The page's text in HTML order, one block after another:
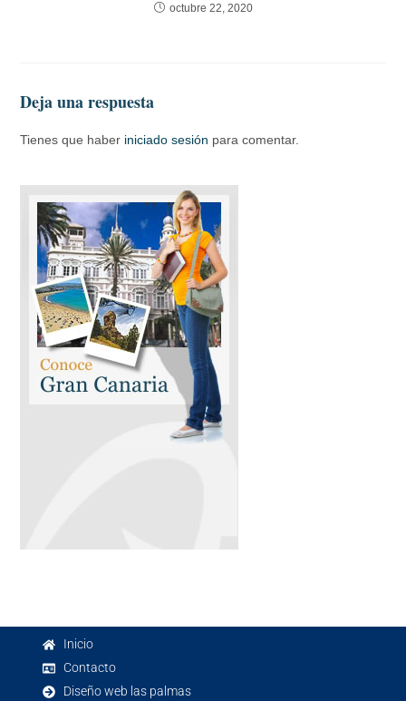
octubre 22, 2020
Deja una respuesta
Tienes que haber iniciado sesión para comentar.
Inicio
Contacto
Diseño web las palmas